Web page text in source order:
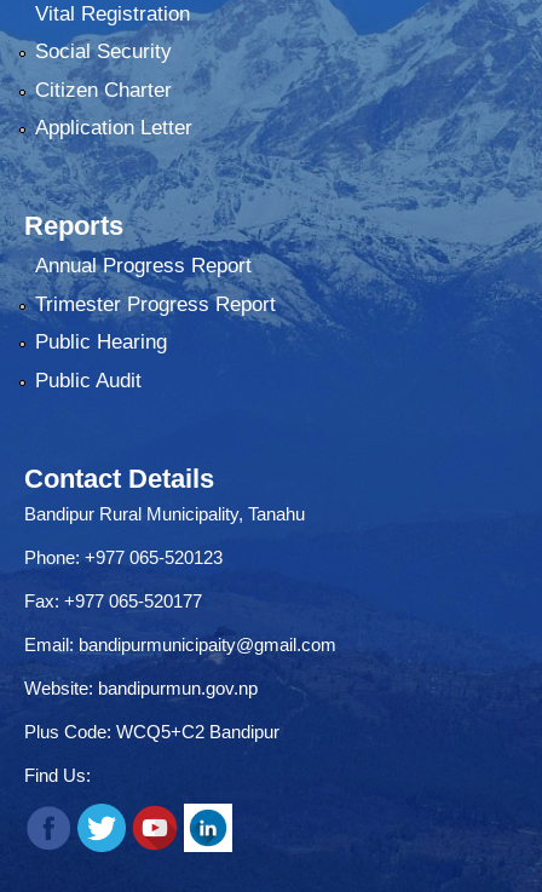
Vital Registration
Social Security
Citizen Charter
Application Letter
Reports
Annual Progress Report
Trimester Progress Report
Public Hearing
Public Audit
Contact Details
Bandipur Rural Municipality, Tanahu
Phone: +977 065-520123
Fax: +977 065-520177
Email: bandipurmunicipaity@gmail.com
Website: bandipurmun.gov.np
Plus Code: WCQ5+C2 Bandipur
Find Us: